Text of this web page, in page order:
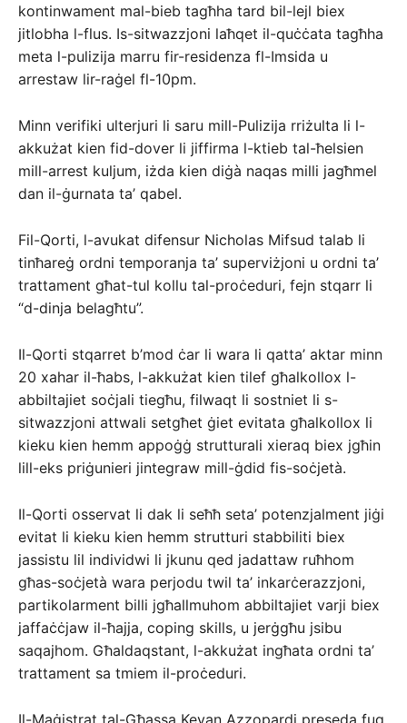
kontinwament mal-bieb tagħha tard bil-lejl biex
jitlobha l-flus. Is-sitwazzjoni laħqet il-quċċata tagħha
meta l-pulizija marru fir-residenza fl-Imsida u
arrestaw lir-raġel fl-10pm.
Minn verifiki ulterjuri li saru mill-Pulizija rriżulta li l-
akkużat kien fid-dover li jiffirma l-ktieb tal-ħelsien
mill-arrest kuljum, iżda kien diġà naqas milli jagħmel
dan il-ġurnata ta’ qabel.
Fil-Qorti, l-avukat difensur Nicholas Mifsud talab li
tinħareġ ordni temporanja ta’ superviżjoni u ordni ta’
trattament għat-tul kollu tal-proċeduri, fejn stqarr li
“d-dinja belagħtu”.
Il-Qorti stqarret b’mod ċar li wara li qatta’ aktar minn
20 xahar il-ħabs, l-akkużat kien tilef għalkollox l-
abbiltajiet soċjali tiegħu, filwaqt li sostniet li s-
sitwazzjoni attwali setgħet ġiet evitata għalkollox li
kieku kien hemm appoġġ strutturali xieraq biex jgħin
lill-eks priġunieri jintegraw mill-ġdid fis-soċjetà.
Il-Qorti osservat li dak li seħħ seta’ potenzjalment jiġi
evitat li kieku kien hemm strutturi stabbiliti biex
jassistu lil individwi li jkunu qed jadattaw ruħhom
għas-soċjetà wara perjodu twil ta’ inkarċerazzjoni,
partikolarment billi jgħallmuhom abbiltajiet varji biex
jaffaċċjaw il-ħajja, coping skills, u jerġgħu jsibu
saqajhom. Għaldaqstant, l-akkużat ingħata ordni ta’
trattament sa tmiem il-proċeduri.
Il-Maġistrat tal-Għassa Kevan Azzopardi preseda fuq